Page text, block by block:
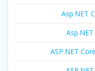
Asp.NET
ASP.NET